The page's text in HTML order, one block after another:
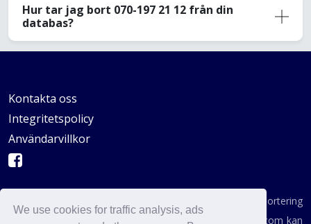
We use cookies for traffic analysis, ads
Hur tar jag bort 070-197 21 12 från din
databas?
Kontakta oss
Integritetspolicy
Användarvillkor
AVSKYDANDE: Vi är inte en byrå för konsumentrapportering
enligt definitionen i någon statlig institution. AvoidCaller.com kan